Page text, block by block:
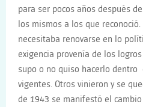
para ser pocos años después
los mismos a los que
necesitaba renovarse en lo
exigencia provenía de los
supo o no quiso hacerlo
vigentes. Otros vinieron y se
de 1943 se manifestó el